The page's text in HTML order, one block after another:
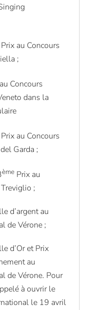
Prix au Concours
;
Concours
dans la
Prix au Concours
Garda ;
ème Prix au
;
d’argent au
de Vérone ;
d’Or et Prix
au
de Vérone. Pour
à ouvrir le
le 19 avril